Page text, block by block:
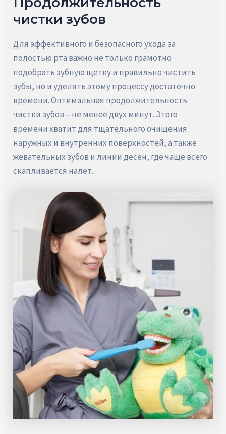
чистки зубов
Для эффективного и безопасного ухода за
полостью рта важно не только грамотно
подобрать зубную щетку и правильно чистить
зубы, но и уделять этому процессу достаточно
времени. Оптимальная продолжительность
чистки зубов – не менее двух минут. Этого
времени хватит для тщательного очищения
наружных и внутренних поверхностей, а также
жевательных зубов и линии десен, где чаще всего
скапливается налет.